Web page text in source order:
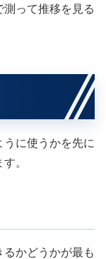
って推移を見る
に使うかを先に
。
かどうかが最も